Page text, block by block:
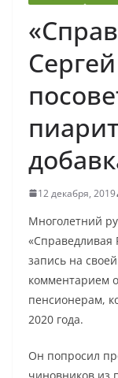
12 декабря, 2019
Многолетний
«Справедливая
запись на
комментарием
пенсионерам,
2020 года.
Он попросил
чиновников из